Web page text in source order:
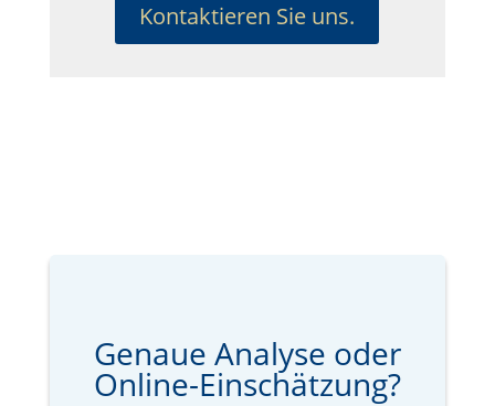
Kontaktieren Sie uns.
Genaue Analyse oder
Online-Einschätzung?